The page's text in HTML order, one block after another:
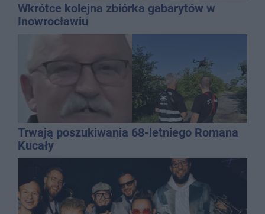
Wkrótce kolejna zbiórka gabarytów w
Inowrocławiu
Trwają poszukiwania 68-letniego Romana
Kucały